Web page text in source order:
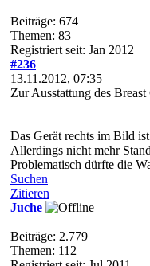
Beiträge: 674
Themen: 83
Registriert seit: Jan 2012
#236
13.11.2012, 07:35
Zur Ausstattung des
Das Gerät rechts im Bild
Allerdings nicht mehr
Problematisch dürfte die
Suchen
Zitieren
Juche
Beiträge: 2.779
Themen: 112